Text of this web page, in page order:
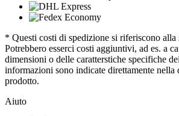
* Questi costi di spedizione si riferiscono alla
Potrebbero esserci costi aggiuntivi, ad es. a
dimensioni o delle caratterstiche specifiche
informazioni sono indicate direttamente nella
prodotto.
Aiuto